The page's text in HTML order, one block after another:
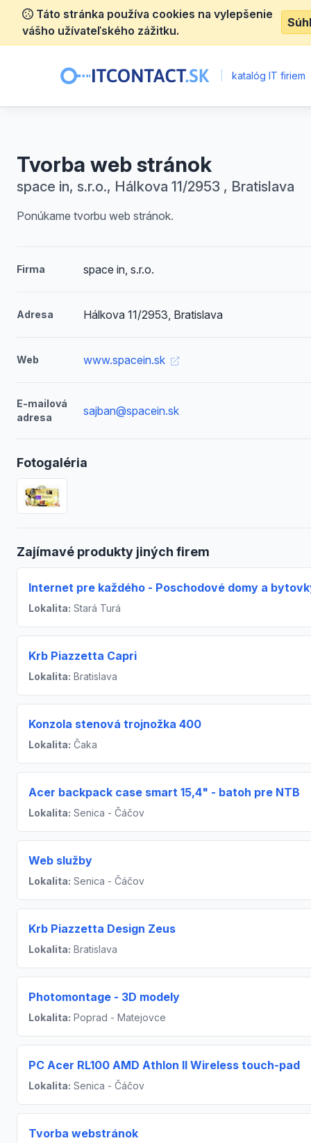
Táto stránka používa cookies na vylepšenie
vášho užívateľského zážitku.
katalóg IT firiem
Tvorba web stránok
space in, s.r.o., Hálkova 11/2953 , Bratislava
Ponúkame tvorbu web stránok.
Firma space in, s.r.o.
Adresa Hálkova 11/2953, Bratislava
Web www.spacein.sk
E-mailová
adresa
sajban@spacein.sk
Fotogaléria
Zajímavé produkty jiných firem
Internet pre každého - Poschodové domy a
Lokalita: Stará Turá
Krb Piazzetta Capri
Lokalita: Bratislava
Konzola stenová trojnožka 400
Lokalita: Čaka
Acer backpack case smart 15,4" - batoh pre NTB
Lokalita: Senica - Čáčov
Web služby
Lokalita: Senica - Čáčov
Krb Piazzetta Design Zeus
Lokalita: Bratislava
Photomontage - 3D modely
Lokalita: Poprad - Matejovce
PC Acer RL100 AMD Athlon II Wireless touch-pad
Lokalita: Senica - Čáčov
Tvorba webstránok